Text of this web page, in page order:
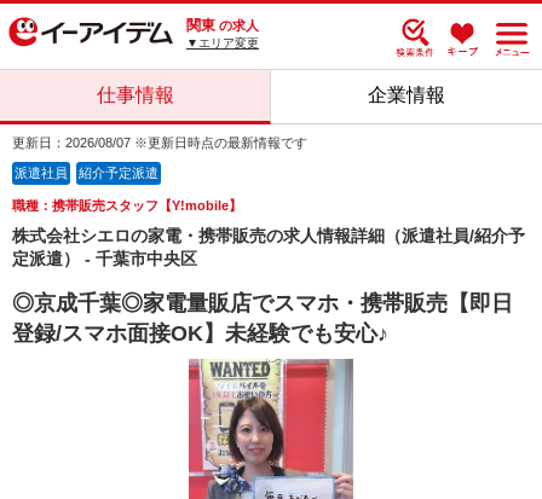
関東 の求人
▼エリア変更
仕事情報 企業情報
更新日：2026/08/07 ※更新日時点の最新情報です
派遣社員 紹介予定派遣
職種：携帯販売スタッフ【Y!mobile】
株式会社シエロの家電・携帯販売の求人情報詳細（派遣社員/紹介予
定派遣） - 千葉市中央区
◎京成千葉◎家電量販店でスマホ・携帯販売【即日
登録/スマホ面接OK】未経験でも安心♪